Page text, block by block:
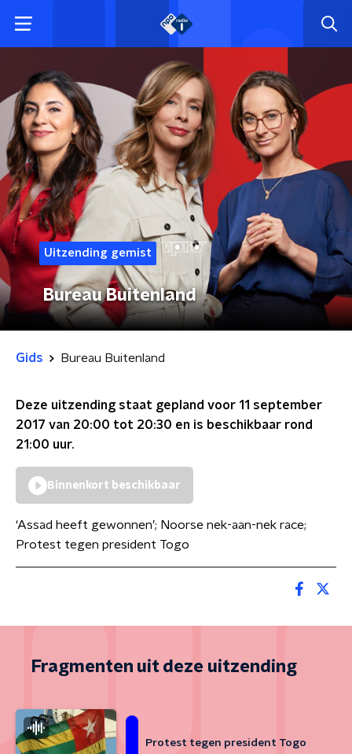
Uitzending gemist
Bureau Buitenland
Gids Bureau Buitenland
Deze uitzending staat gepland voor 11 september
2017 van 20:00 tot 20:30 en is beschikbaar rond
21:00 uur.
Binnenkort beschikbaar
‘Assad heeft gewonnen’; Noorse nek-aan-nek race;
Protest tegen president Togo
Fragmenten uit deze uitzending
Protest tegen president Togo